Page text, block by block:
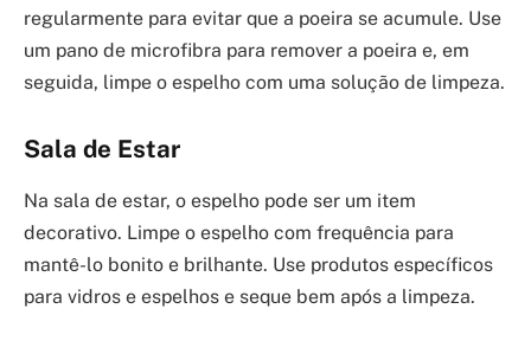
regularmente para evitar que a poeira se acumule. Use
um pano de microfibra para remover a poeira e, em
seguida, limpe o espelho com uma solução de limpeza.
Sala de Estar
Na sala de estar, o espelho pode ser um item
decorativo. Limpe o espelho com frequência para
mantê-lo bonito e brilhante. Use produtos específicos
para vidros e espelhos e seque bem após a limpeza.